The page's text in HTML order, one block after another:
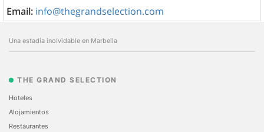
Email: info@thegrandselection.com
Una estadía inolvidable en Marbella
THE GRAND SELECTION
Hoteles
Alojamientos
Restaurantes